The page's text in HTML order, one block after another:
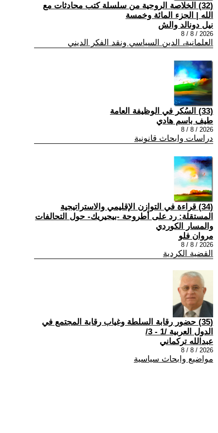
(32) الخلاصة الروحية من سلسلة كتب محادثات مع
الله | الجزء المائة وخمسة
نيل دونالد والش
2026 / 8 / 8
العلمانية، الدين السياسي ونقد الفكر الديني
(33) السُكر في الوظيفة العامة
طيف باسم هادي
2026 / 8 / 8
دراسات وابحاث قانونية
(34) قراءة في التوازن الإقليمي والاستراتيجية
المستقلة: رد على أطروحة -بيجيريك- حول التحالفات
والمسار الكوردي
مروان فلو
2026 / 8 / 8
القضية الكردية
(35) حضور رقابة السلطة وغياب رقابة المجتمع في
الدول العربية /1 - 3/
عبدالله تركماني
2026 / 8 / 8
مواضيع وابحاث سياسية